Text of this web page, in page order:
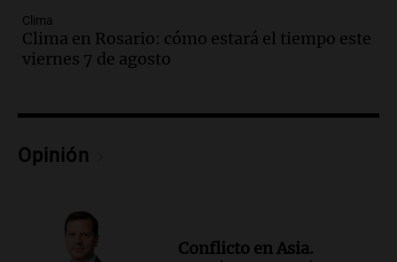
Audio.
Córdoba sigue trabajando para
restablecer el servicio de electricidad
tras fuertes vientos
los empresarios del país cree que la
Episodios
Audio.
Carolina Losada: "Faltó que el
Clima
Clima en Rosario: cómo estará el tiempo este
viernes 7 de agosto
Opinión
Conflicto en Asia.